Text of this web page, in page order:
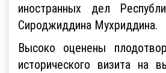
иностранных дел
Сироджиддина Мухриддина.
Высоко оценены
исторического визита на